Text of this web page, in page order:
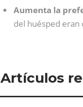
Aumenta la
del huésped eran
Artículos